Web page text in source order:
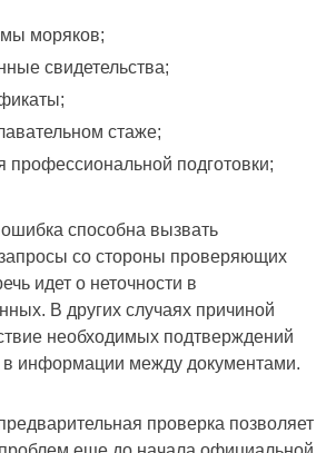
моряков;
свидетельства;
стаже;
профессиональной подготовки;
способна вызвать
со стороны проверяющих
идет о неточности в
В других случаях причиной
необходимых подтверждений
в информации между документами.
проверка позволяет